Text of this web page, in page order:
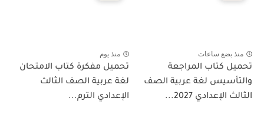
منذ بضع ساعات
تحميل كتاب المراجعة
والتأسيس لغة عربية الصف
الثالث الإعدادي 2027...
منذ يوم
تحميل مفكرة كتاب الامتحان
لغة عربية الصف الثالث
الإعدادي الترم...